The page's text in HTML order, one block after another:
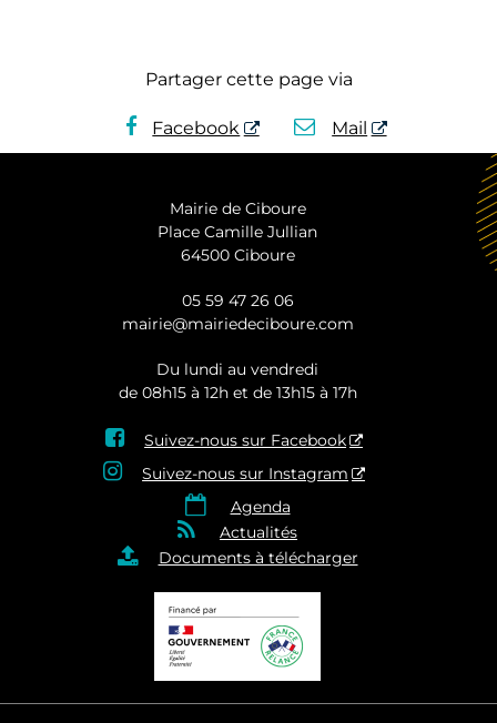
Partager cette page via
Facebook Mail
Mairie de Ciboure
Place Camille Jullian
64500 Ciboure
05 59 47 26 06
mairie@mairiedeciboure.com
Du lundi au vendredi
de 08h15 à 12h et de 13h15 à 17h
 Suivez-nous sur Facebook
 Suivez-nous sur Instagram
 Agenda
 Actualités
 Documents à télécharger